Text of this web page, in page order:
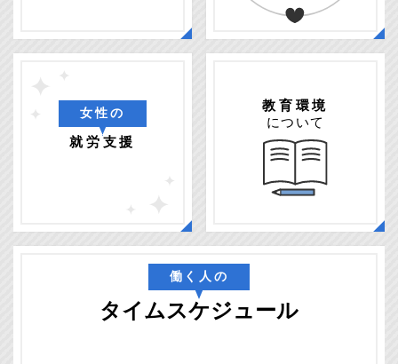
女性の
就労支援
教育環境
について
働く人の
タイムスケジュール